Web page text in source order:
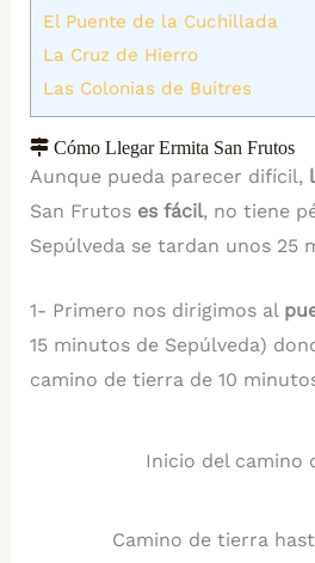
El Puente de la Cuchillada
La Cruz de Hierro
Las Colonias de Buitres
Cómo Llegar Ermita San Frutos
Aunque pueda parecer difícil,
San Frutos es fácil, no tiene
Sepúlveda se tardan unos 25
1- Primero nos dirigimos al
15 minutos de Sepúlveda)
camino de tierra de 10
Inicio del camino
Camino de tierra